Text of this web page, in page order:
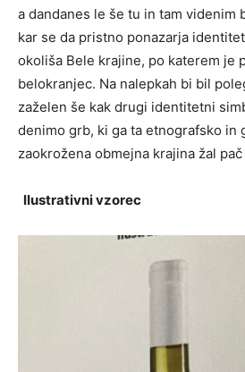
a dandanes le še tu in tam videnim
kar se da pristno ponazarja
okoliša Bele krajine, po katerem je
belokranjec. Na nalepkah bi bil
zaželen še kak drugi identitetni
denimo grb, ki ga ta etnografsko in
zaokrožena obmejna krajina žal pač
lIustrativni vzorec